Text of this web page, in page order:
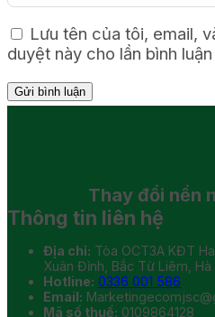
Lưu tên của tôi, email,
duyệt này cho lần bình
Thay đổi nền
Thông tin liên hệ
Địa chỉ: Tòa OCT3A KĐT
Xuân Đỉnh, Bắc Từ Liêm, Hà
Hotline: 0336 001 586
Email:
Mã số thuế: 0109864128